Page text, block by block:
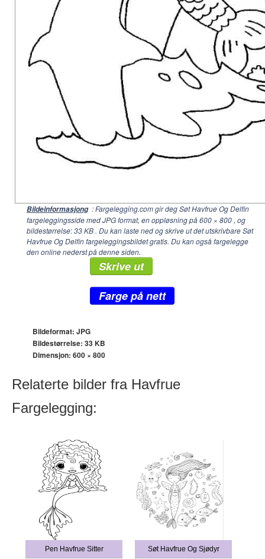
Bildeinformasjong : Fargelegging.com gir deg Søt Havfrue Og Delfin
fargeleggingsside med JPG format, en oppløsning på600 × 800 , og
bildestørrelse: 33 KB . Du kan laste ned og skrive ut det utskrivbare Søt
Havfrue Og Delfin fargeleggingsbildet gratis. Du kan også fargelegge
den online nederst på denne siden.
Skrive ut
Farge på nett
Bildeformat: JPG
Bildestørrelse: 33 KB
Dimensjon: 600 × 800
Relaterte bilder fra Havfrue
Fargelegging:
Pen Havfrue Sitter Søt Havfrue Og Sjødyr